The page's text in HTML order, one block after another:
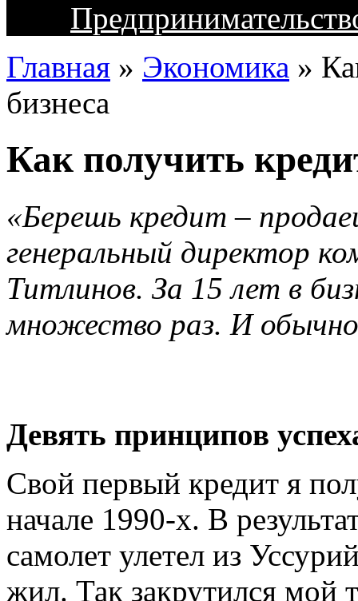
Главная » Экономика »
бизнеса
Как получить
«Берешь кредит –
генеральный директор
Титлинов. За 15 лет в
множество раз. И
Девять принципов
Свой первый кредит я
начале 1990-х. В
самолет улетел из
жил. Так закрутился мой